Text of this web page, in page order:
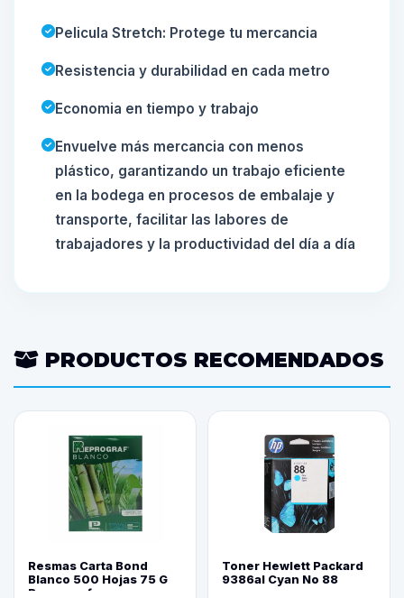
Pelicula Stretch: Protege tu mercancia
Resistencia y durabilidad en cada metro
Economia en tiempo y trabajo
Envuelve más mercancia con menos
plástico, garantizando un trabajo eficiente
en la bodega en procesos de embalaje y
transporte, facilitar las labores de
trabajadores y la productividad del día a día
PRODUCTOS RECOMENDADOS
Resmas Carta Bond
Blanco 500 Hojas 75 G
Reprograf.
Toner Hewlett Packard
9386al Cyan No 88